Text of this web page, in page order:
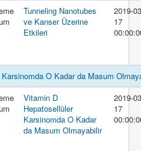
Tunneling Nanotubes
ve Kanser Üzerine
Etkileri
2019-
17
O Kadar da Masum
Vitamin D
Hepatosellüler
Karsinomda O Kadar
da Masum Olmayabilir
2019-
17